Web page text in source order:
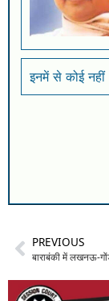
इनमें से कोई नहीं
PREVIOUS